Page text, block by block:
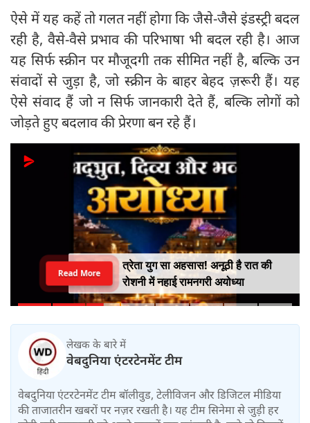
ऐसे में यह कहें तो गलत नहीं होगा कि जैसे-जैसे इंडस्ट्री बदल
रही है, वैसे-वैसे प्रभाव की परिभाषा भी बदल रही है। आज
यह सिर्फ स्क्रीन पर मौजूदगी तक सीमित नहीं है, बल्कि उन
संवादों से जुड़ा है, जो स्क्रीन के बाहर बेहद ज़रूरी हैं। यह
ऐसे संवाद हैं जो न सिर्फ जानकारी देते हैं, बल्कि लोगों को
जोड़ते हुए बदलाव की प्रेरणा बन रहे हैं।
त्रेता युग सा अहसास! अनूठी है रात की
रोशनी में नहाई रामनगरी अयोध्या
Read More
लेखक के बारे में
वेबदुनिया एंटरटेनमेंट टीम
वेबदुनिया एंटरटेनमेंट टीम बॉलीवुड, टेलीविजन और डिजिटल मीडिया
की ताजातरीन खबरों पर नज़र रखती है। यह टीम सिनेमा से जुड़ी हर